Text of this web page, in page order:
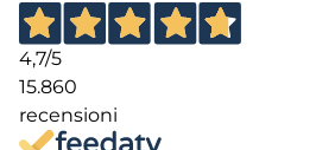
4,7/5
15.860
recensioni